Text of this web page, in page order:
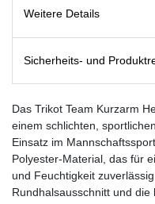
Weitere Details
Sicherheits- und
Das Trikot Team Kurzarm
einem schlichten,
Einsatz im
Polyester-Material, das für
und Feuchtigkeit
Rundhalsausschnitt und